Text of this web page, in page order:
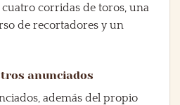
corridas de toros, una
de recortadores y un
anunciados
además del propio